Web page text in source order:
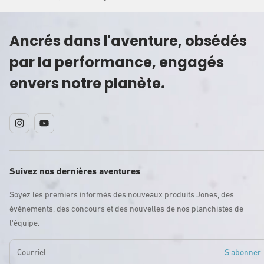
Ancrés dans l'aventure, obsédés
par la performance, engagés
envers notre planète.
InstagramYouTube
Suivez nos dernières aventures
Soyez les premiers informés des nouveaux produits Jones, des
événements, des concours et des nouvelles de nos planchistes de
l'équipe.
Courriel
S'abonner